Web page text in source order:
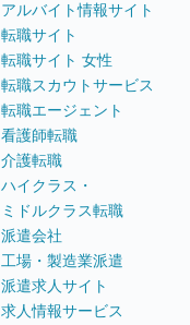
アルバイト情報サイト
転職サイト
転職サイト 女性
転職スカウトサービス
転職エージェント
看護師転職
介護転職
ハイクラス・
ミドルクラス転職
派遣会社
工場・製造業派遣
派遣求人サイト
求人情報サービス